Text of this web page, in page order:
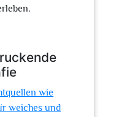
wie
weiches und